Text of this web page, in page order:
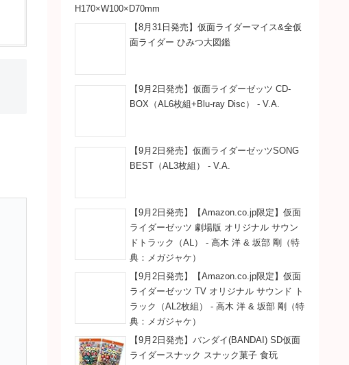
H170×W100×D70mm
【8月31日発売】仮面ライダーマイス&全仮
面ライダー ひみつ大図鑑
【9月2日発売】仮面ライダーゼッツ CD-
BOX（AL6枚組+Blu-ray Disc） - V.A.
【9月2日発売】仮面ライダーゼッツSONG
BEST（AL3枚組） - V.A.
【9月2日発売】【Amazon.co.jp限定】仮面
ライダーゼッツ 劇場版 オリジナル サウン
ドトラック（AL） - 高木 洋 & 坂部 剛（特
典：メガジャケ）
【9月2日発売】【Amazon.co.jp限定】仮面
ライダーゼッツ TV オリジナル サウンド ト
ラック（AL2枚組） - 高木 洋 & 坂部 剛（特
典：メガジャケ）
【9月2日発売】バンダイ(BANDAI) SD仮面
ライダースナック スナック菓子 食玩